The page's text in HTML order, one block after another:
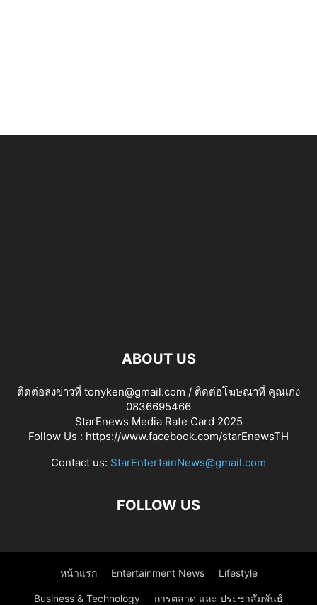
ABOUT US
ติดต่อลงข่าวที่ tonyken@gmail.com / ติดต่อโฆษณาที่ คุณเก่ง
0836695466
StarEnews Media Rate Card 2025
Follow Us : https://www.facebook.com/starEnewsTH
Contact us: StarEntertainNews@gmail.com
FOLLOW US
หน้าแรก Entertainment News Lifestyle
Business & Technology การตลาด และ ประชาสัมพันธ์